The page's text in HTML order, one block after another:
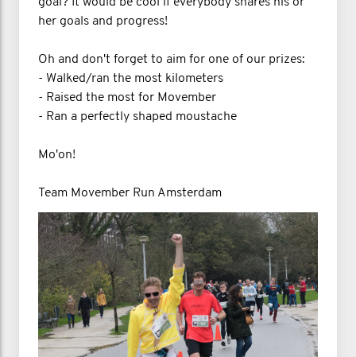
her goals and progress!
Oh and don't forget to aim for one of our prizes:
- Walked/ran the most kilometers
- Raised the most for Movember
- Ran a perfectly shaped moustache
Mo'on!
Team Movember Run Amsterdam